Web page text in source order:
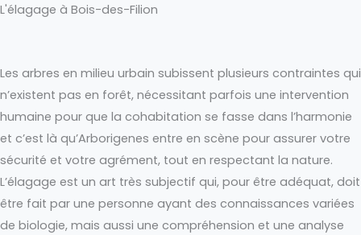
L'élagage à Bois-des-Filion
Les arbres en milieu urbain subissent plusieurs contraintes qui
n’existent pas en forêt, nécessitant parfois une intervention
humaine pour que la cohabitation se fasse dans l’harmonie
et c’est là qu’Arborigenes entre en scène pour assurer votre
sécurité et votre agrément, tout en respectant la nature.
L’élagage est un art très subjectif qui, pour être adéquat, doit
être fait par une personne ayant des connaissances variées
de biologie, mais aussi une compréhension et une analyse